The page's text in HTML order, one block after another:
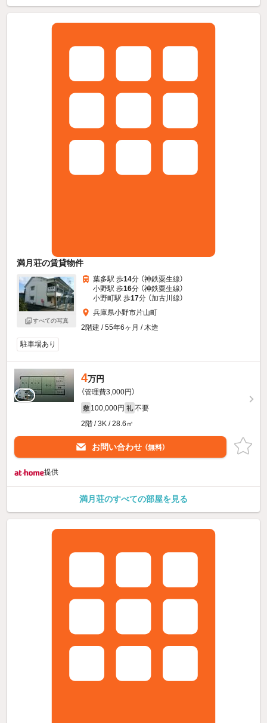
満月荘の賃貸物件
すべての写真
葉多駅 歩14分 （神鉄粟生線）
小野駅 歩16分 （神鉄粟生線）
小野町駅 歩17分 （加古川線）
兵庫県小野市片山町
2階建 / 55年6ヶ月 / 木造
駐車場あり
4万円
（管理費3,000円）
敷 100,000円 礼 不要
2階 / 3K / 28.6㎡
お問い合わせ （無料）
提供
満月荘のすべての部屋を見る